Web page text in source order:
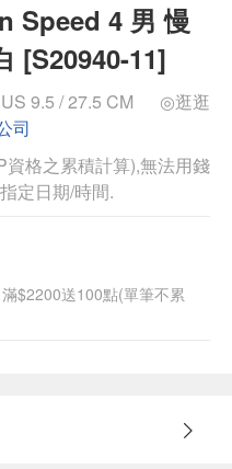
Speed 4 男 慢
[S20940-11]
9.5 / 27.5 CM
◎逛逛
司
格之累積計算),無法用錢
定日期/時間.
$2200送100點(單筆不累